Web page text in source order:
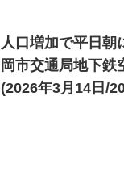
人口増加で平日
岡市交通局地下鉄
(2026年3月14日/